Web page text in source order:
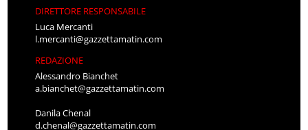
DIRETTORE RESPONSABILE
Luca Mercanti
l.mercanti@gazzettamatin.com
REDAZIONE
Alessandro Bianchet
a.bianchet@gazzettamatin.com
Danila Chenal
d.chenal@gazzettamatin.com